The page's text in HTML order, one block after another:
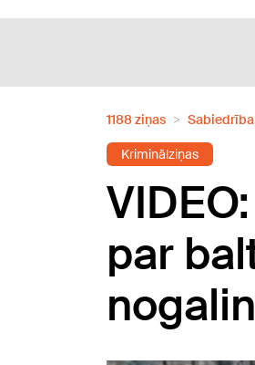
1188 ziņas Sabiedrība
Kriminālziņas
par